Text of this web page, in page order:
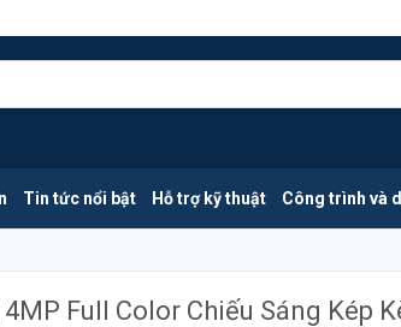
Tin tức nổi bật Hỗ trợ kỹ thuật Công trình và
Full Color Chiếu Sáng Kép
MUA